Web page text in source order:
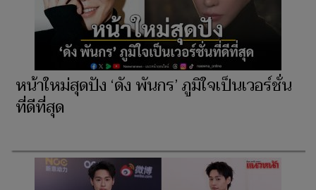
หน้าใหม่สุดปัง ‘ดัง พันกร’ ภูมิใจเป็นเวอร์ชั่น
ที่ดีที่สุด